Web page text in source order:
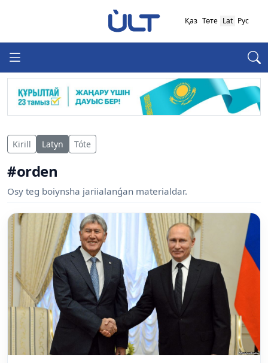
Қаз Төте Lat Рус
Kirill Latyn Tóte
#orden
Osy teg boiynsha jariialanǵan materialdar.